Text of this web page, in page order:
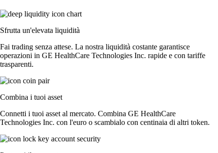
Sfrutta un'elevata liquidità
Fai trading senza attese. La nostra liquidità costante garantisce
operazioni in GE HealthCare Technologies Inc. rapide e con tariffe
trasparenti.
Combina i tuoi asset
Connetti i tuoi asset al mercato. Combina GE HealthCare
Technologies Inc. con l'euro o scambialo con centinaia di altri token.